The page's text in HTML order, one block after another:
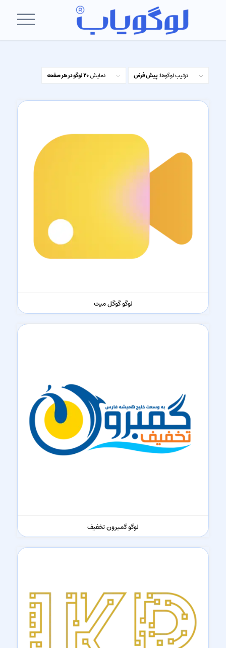
ترتیب لوگوها:پیش فرض نمایش20 لوگو در هر صفحه
لوگو گوگل میت
لوگو گمبرون تخفیف